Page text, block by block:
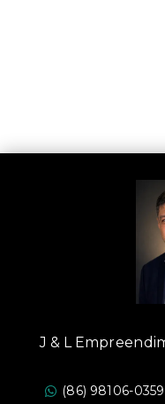
J & L
(86) 98106-0359